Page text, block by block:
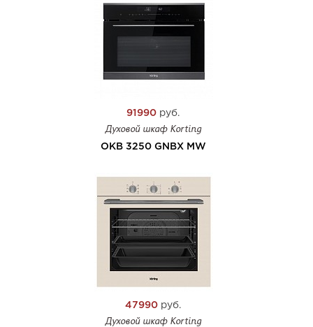
91990 руб.
Духовой шкаф Korting
OKB 3250 GNBX MW
47990 руб.
Духовой шкаф Korting